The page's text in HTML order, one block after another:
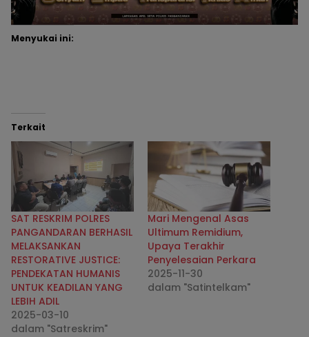
Menyukai ini:
Terkait
SAT RESKRIM POLRES
PANGANDARAN BERHASIL
MELAKSANKAN
RESTORATIVE JUSTICE:
PENDEKATAN HUMANIS
UNTUK KEADILAN YANG
LEBIH ADIL
2025-03-10
dalam "Satreskrim"
Mari Mengenal Asas
Ultimum Remidium,
Upaya Terakhir
Penyelesaian Perkara
2025-11-30
dalam "Satintelkam"